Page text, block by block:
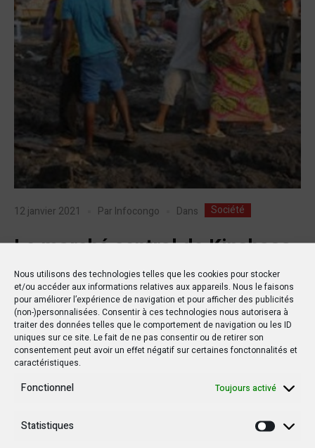
Nous utilisons des technologies telles que les cookies pour stocker
et/ou accéder aux informations relatives aux appareils. Nous le faisons
pour améliorer l’expérience de navigation et pour afficher des publicités
(non-)personnalisées. Consentir à ces technologies nous autorisera à
traiter des données telles que le comportement de navigation ou les ID
uniques sur ce site. Le fait de ne pas consentir ou de retirer son
consentement peut avoir un effet négatif sur certaines fonctonnalités et
caractéristiques.
Fonctionnel Toujours activé
Statistiques
12 janvier 2021 Par Infocongo Dans Société
Le marché central de Kinshasa
sera fermé pour
assainissement et
réhabilitation le 20 janvier
Le Gouverneur Gentiny Ngobila Mbaka a signé un arrêté
NoSC/001/CAB/GVK/GNM/ 2021, portant fermeture du
marché central de Kinshasa pour raison de travaux
de Kinshasa: un mort dans les manifestations ce matin En